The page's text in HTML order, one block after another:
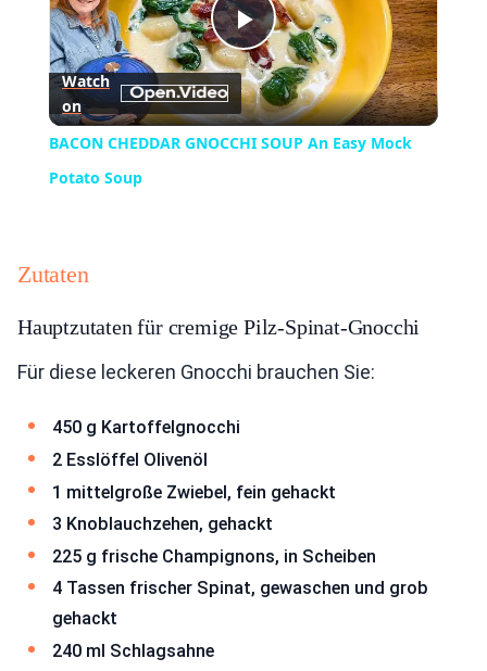
Play
Video
Watch
on
BACON CHEDDAR GNOCCHI SOUP An Easy Mock
Potato Soup
Zutaten
Hauptzutaten für cremige Pilz-Spinat-Gnocchi
Für diese leckeren Gnocchi brauchen Sie:
450 g Kartoffelgnocchi
2 Esslöffel Olivenöl
1 mittelgroße Zwiebel, fein gehackt
3 Knoblauchzehen, gehackt
225 g frische Champignons, in Scheiben
4 Tassen frischer Spinat, gewaschen und grob
gehackt
240 ml Schlagsahne